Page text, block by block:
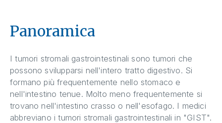
Panoramica
I tumori stromali gastrointestinali sono tumori che
possono svilupparsi nell'intero tratto digestivo. Si
formano più frequentemente nello stomaco e
nell'intestino tenue. Molto meno frequentemente si
trovano nell'intestino crasso o nell'esofago. I medici
abbreviano i tumori stromali gastrointestinali in "GIST".